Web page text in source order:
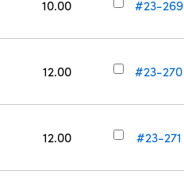
10.00 #23-269
12.00 #23-270
12.00 #23-271